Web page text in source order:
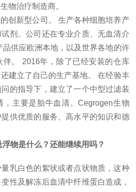
物治疗制造商。
创新型公司。 生产各种细胞培养产
剂。公司还在专业介质、无血清介
品供应欧洲本地，以及世界各地的许
伴。 2016年，除了已经安装的仓库
建立了自己的生产基地。 在经验丰
的指导下，建立了一个中型过滤装
，主要是胎牛血清。Cegrogen生物
供优质的服务、高水平的知识和德
物是什么？还能继续用吗？
乳白色的絮状或者点状物质，这种
性及解冻后血清中纤维蛋白造成，